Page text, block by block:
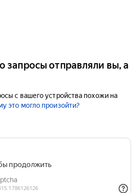
запросы отправляли вы, а
с вашего устройства похожи на
это могло произойти?